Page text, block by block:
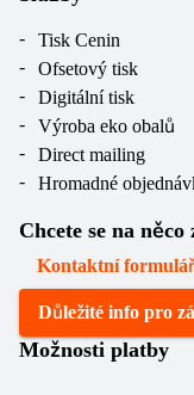
Tisk Cenin
Ofsetový tisk
Digitální tisk
Výroba eko obalů
Direct mailing
Hromadné
Chcete se na něco
Kontaktní formulář
Důležité info pro
Možnosti platby